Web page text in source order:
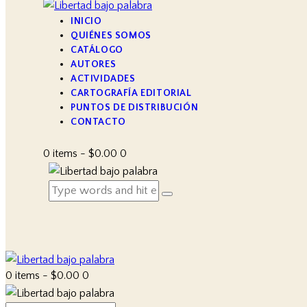
INICIO
QUIÉNES SOMOS
CATÁLOGO
AUTORES
ACTIVIDADES
CARTOGRAFÍA EDITORIAL
PUNTOS DE DISTRIBUCIÓN
CONTACTO
0 items - $0.00 0
0 items - $0.00 0